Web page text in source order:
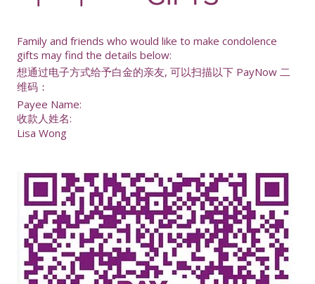
Family and friends who would like to make condolence
gifts may find the details below:
想通过电子方式给予白金的亲友, 可以扫描以下 PayNow 二
维码：
Payee Name:
收款人姓名:
Lisa Wong